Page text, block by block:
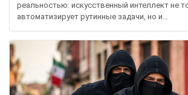
реальностью: искусственный интеллект не
автоматизирует рутинные задачи, но и…